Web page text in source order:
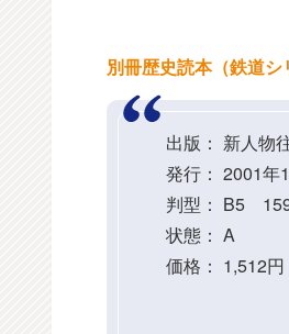
別冊歴史読本（鉄道
出版： 新人物
発行： 2001年
判型： B5
状態： A
価格： 1,512円